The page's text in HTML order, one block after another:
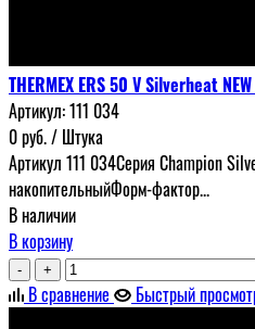
THERMEX ERS 50 V Silverheat
Артикул:111 034
0руб./ Штука
Артикул 111 034Серия Champion
накопительныйФорм-фактор...
В наличии
В корзину
- +
В сравнение Быстрый